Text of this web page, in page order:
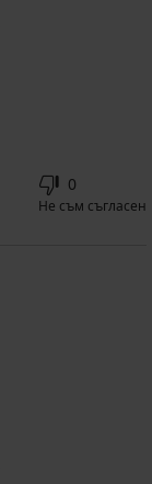
0
Не съм съгласен